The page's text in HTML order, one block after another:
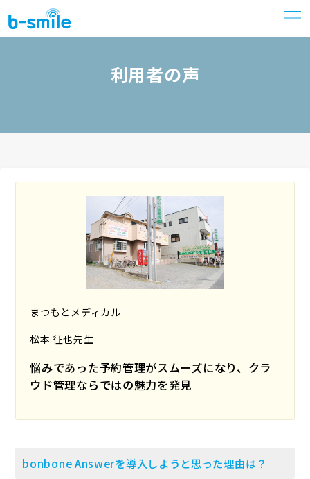
利用者の声
まつもとメディカル
松本 征也先生
悩みであった予約管理がスムーズになり、クラ
ウド管理ならではの魅力を発見
bonbone Answerを導⼊しようと思った理由は？